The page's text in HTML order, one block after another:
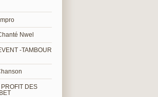
Nwel
-TAMBOUR
DES